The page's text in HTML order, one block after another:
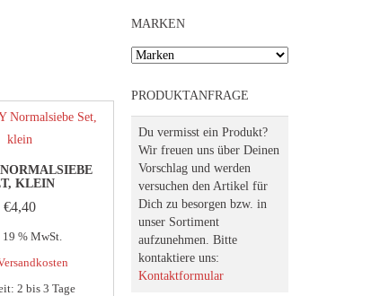
KLEIN
€4,40
% MwSt.
2 bis 3 Tage
MARKEN
PRODUKTANFRAGE
Du vermisst ein Produkt?
Wir freuen uns über Deinen
Vorschlag und werden
versuchen den Artikel für
Dich zu besorgen bzw. in
unser Sortiment
aufzunehmen. Bitte
kontaktiere uns:
Kontaktformular